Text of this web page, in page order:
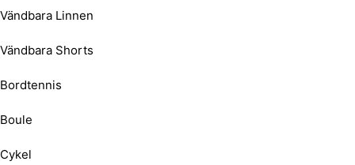
Vändbara Linnen
Vändbara Shorts
Bordtennis
Boule
Cykel